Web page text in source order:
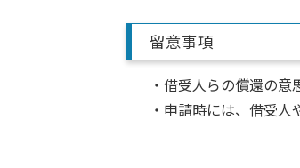
留意事項
・借受人らの償還の意
・申請時には、借受人